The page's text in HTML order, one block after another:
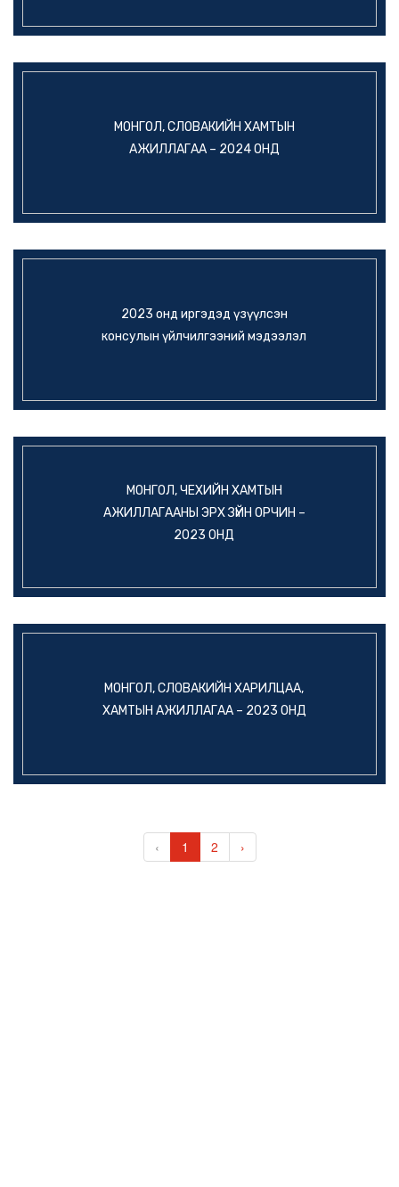
МОНГОЛ, СЛОВАКИЙН ХАМТЫН
АЖИЛЛАГАА – 2024 ОНД
2023 онд иргэдэд үзүүлсэн
консулын үйлчилгээний мэдээлэл
МОНГОЛ, ЧЕХИЙН ХАМТЫН
АЖИЛЛАГААНЫ ЭРХ ЗҮЙН ОРЧИН –
2023 ОНД
МОНГОЛ, СЛОВАКИЙН ХАРИЛЦАА,
ХАМТЫН АЖИЛЛАГАА – 2023 ОНД
‹ 1 2 ›